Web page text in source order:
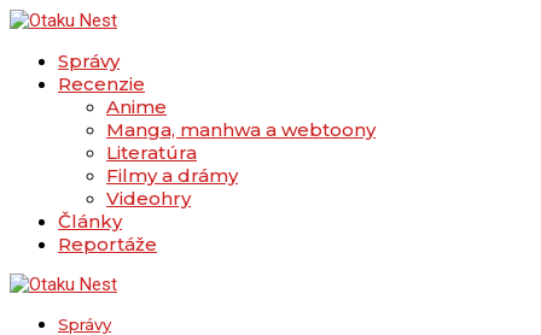
Správy
Recenzie
Anime
Manga, manhwa a webtoony
Literatúra
Filmy a drámy
Videohry
Články
Reportáže
Správy